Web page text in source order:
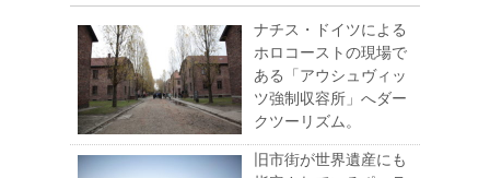
ナチス・ドイツによる
ホロコーストの現場で
ある「アウシュヴィッ
ツ強制収容所」へダー
クツーリズム。
旧市街が世界遺産にも